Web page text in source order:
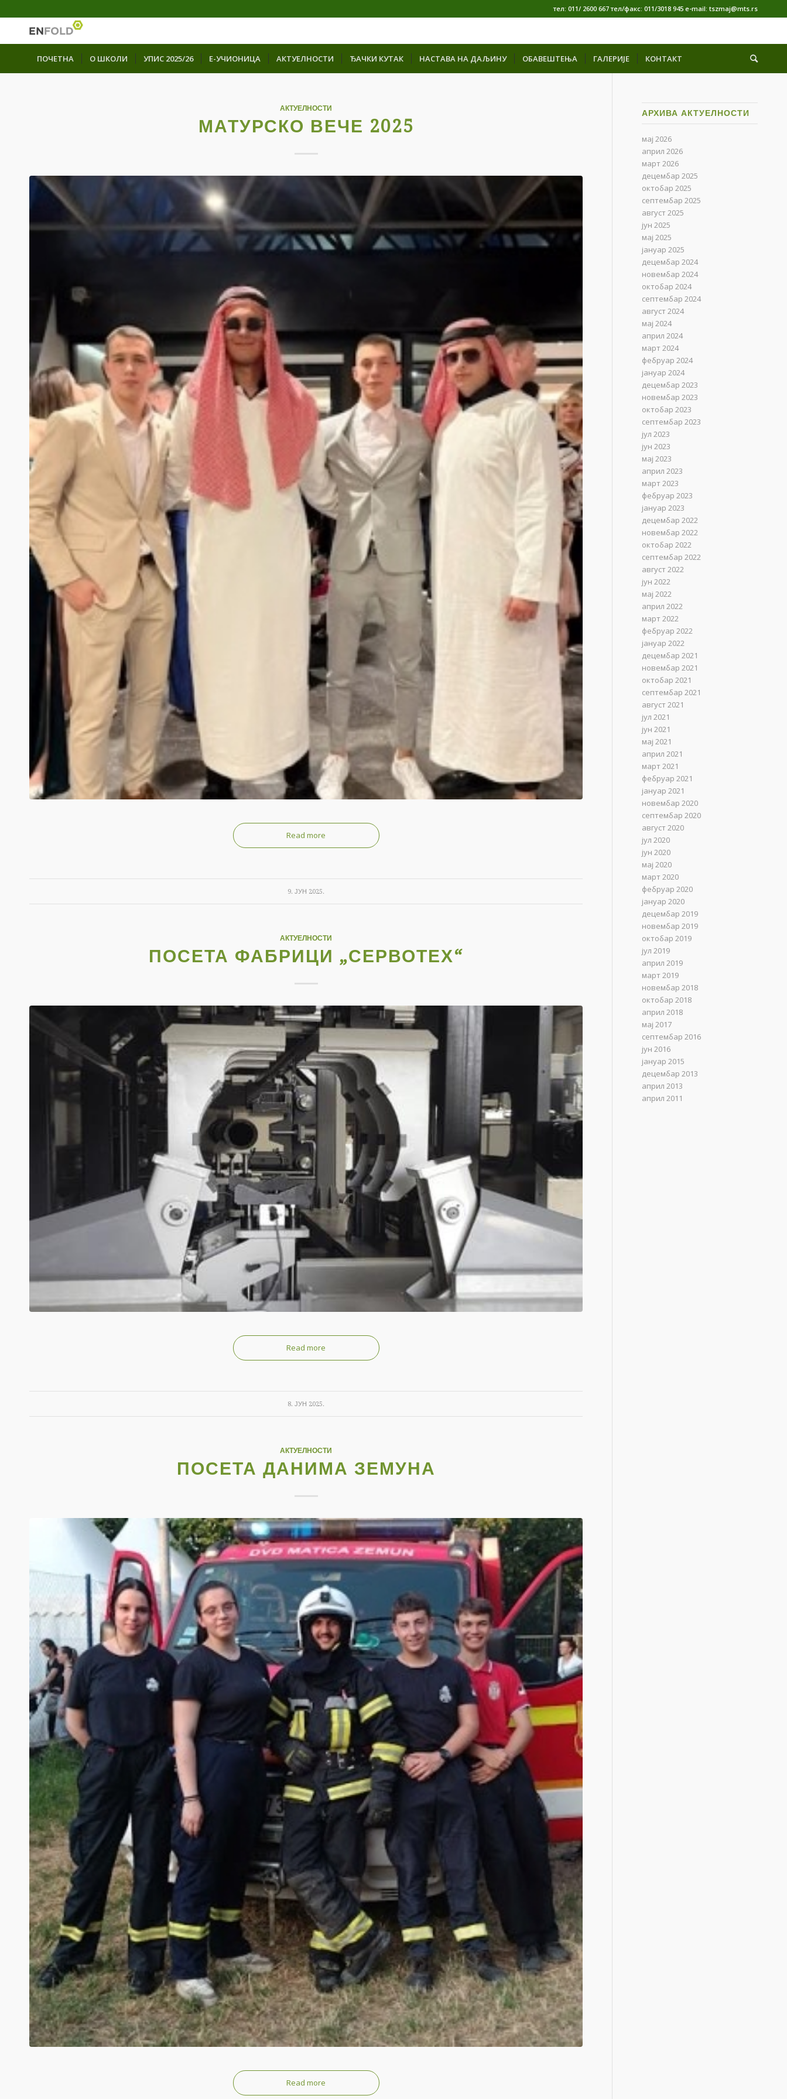
тел: 011/ 2600 667 тел/факс: 011/3018 945 е-mail: tszmaj@mts.rs
ПОЧЕТНА О ШКОЛИ УПИС 2025/26 Е-УЧИОНИЦА АКТУЕЛНОСТИ ЂАЧКИ КУТАК НАСТАВА НА ДАЉИНУ ОБАВЕШТЕЊА ГАЛЕРИЈЕ КОНТАКТ
АКТУЕЛНОСТИ
МАТУРСКО ВЕЧЕ 2025
Read more
9. ЈУН 2025.
АКТУЕЛНОСТИ
ПОСЕТА ФАБРИЦИ „СЕРВОТЕХ“
Read more
8. ЈУН 2025.
АКТУЕЛНОСТИ
ПОСЕТА ДАНИМА ЗЕМУНА
Read more
АРХИВА АКТУЕЛНОСТИ
мај 2026
април 2026
март 2026
децембар 2025
октобар 2025
септембар 2025
август 2025
јун 2025
мај 2025
јануар 2025
децембар 2024
новембар 2024
октобар 2024
септембар 2024
август 2024
мај 2024
април 2024
март 2024
фебруар 2024
јануар 2024
децембар 2023
новембар 2023
октобар 2023
септембар 2023
јул 2023
јун 2023
мај 2023
април 2023
март 2023
фебруар 2023
јануар 2023
децембар 2022
новембар 2022
октобар 2022
септембар 2022
август 2022
јун 2022
мај 2022
април 2022
март 2022
фебруар 2022
јануар 2022
децембар 2021
новембар 2021
октобар 2021
септембар 2021
август 2021
јул 2021
јун 2021
мај 2021
април 2021
март 2021
фебруар 2021
јануар 2021
новембар 2020
септембар 2020
август 2020
јул 2020
јун 2020
мај 2020
март 2020
фебруар 2020
јануар 2020
децембар 2019
новембар 2019
октобар 2019
јул 2019
април 2019
март 2019
новембар 2018
октобар 2018
април 2018
мај 2017
септембар 2016
јун 2016
јануар 2015
децембар 2013
април 2013
април 2011